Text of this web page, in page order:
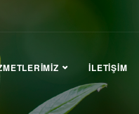
İLETIŞIM